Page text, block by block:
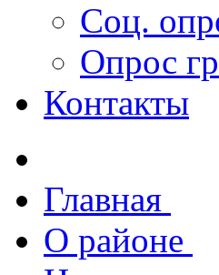
Соц.
Опрос
Контакты
Главная
О районе